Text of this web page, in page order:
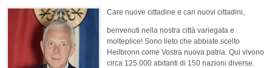
Care nuove cittadine e cari nuovi cittadini,
benvenuti nella nostra città variegata e
molteplice! Sono lieto che abbiate scelto
Heilbronn come Vostra nuova patria. Qui vivono
circa 125.000 abitanti di 150 nazioni diverse.